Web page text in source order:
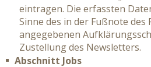
eintragen. Die erfassten
Sinne des in der Fußnote des
angegebenen
Zustellung des Newsletters.
Abschnitt Jobs